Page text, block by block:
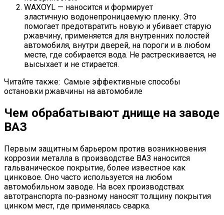
WAXOYL — наносится и формирует
эластичную водонепроницаемую пленку. Это
помогает предотвратить новую и убивает старую
ржавчину, применяется для внутренних полостей
автомобиля, внутри дверей, на пороги и в любом
месте, где собирается вода. Не растрескивается, не
высыхает и не стирается.
Читайте также: Самые эффективные способы
остановки ржавчины на автомобиле
Чем обрабатывают днище на заводе
ВАЗ
Первым защитным барьером против возникновения
коррозии металла в производстве ВАЗ наносится
гальваническое покрытие, более известное как
цинковое. Оно часто используется на любом
автомобильном заводе. На всех производствах
автотранспорта по-разному наносят толщину покрытия
цинком мест, где применялась сварка.